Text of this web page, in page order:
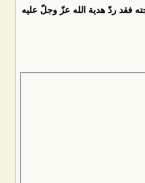
فقد ردّ هدية الله عزّ وجلّ عليه